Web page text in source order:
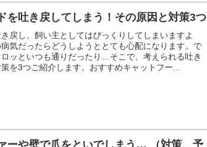
を吐き戻してしまう！その原因と対策3つ
戻し、飼い主としてはびっくりしてしまいますよ
気だったらどうしようととても心配になります。で
ッといつも通りだったり…そこで、考えられる吐き
を3つご紹介します。おすすめキャットフー...